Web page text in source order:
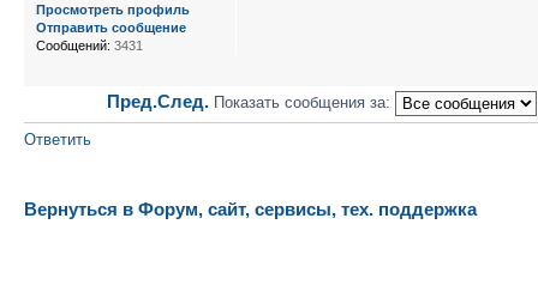
Просмотреть профиль
Отправить сообщение
Сообщений: 3431
Пред.След. Показать сообщения за:
Ответить
Вернуться в Форум, сайт, сервисы, тех. поддержка